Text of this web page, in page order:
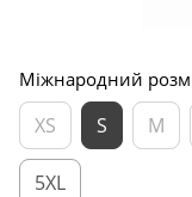
Міжнародний
XS S M
5XL